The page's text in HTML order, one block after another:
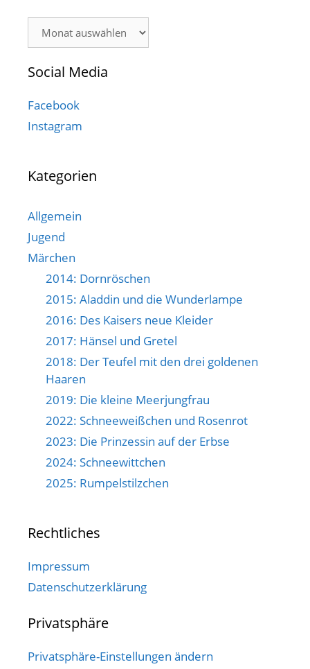
Social Media
Facebook
Instagram
Kategorien
Allgemein
Jugend
Märchen
2014: Dornröschen
2015: Aladdin und die Wunderlampe
2016: Des Kaisers neue Kleider
2017: Hänsel und Gretel
2018: Der Teufel mit den drei goldenen
Haaren
2019: Die kleine Meerjungfrau
2022: Schneeweißchen und Rosenrot
2023: Die Prinzessin auf der Erbse
2024: Schneewittchen
2025: Rumpelstilzchen
Rechtliches
Impressum
Datenschutzerklärung
Privatsphäre
Privatsphäre-Einstellungen ändern